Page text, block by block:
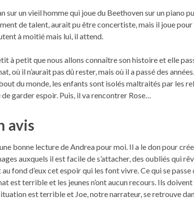
sur un vieil homme qui joue du Beethoven sur un piano
de talent, aurait pu être concertiste, mais il joue pour
à moitié mais lui, il attend.
à petit que nous allons connaître son histoire et elle
où il n’aurait pas dû rester, mais où il a passé des
du monde, les enfants sont isolés maltraités par les
garder espoir. Puis, il va rencontrer Rose…
avis
bonne lecture de Andrea pour moi. Il a le don pour
auxquels il est facile de s’attacher, des oubliés qui
fond d’eux cet espoir qui les font vivre. Ce qui se passe
est terrible et les jeunes n’ont aucun recours. Ils doivent
est terrible et Joe, notre narrateur, se retrouve